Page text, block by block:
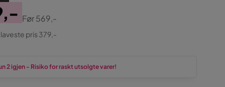
Før569,-
pris 379,-
2 igjen - Risiko for raskt utsolgte varer!